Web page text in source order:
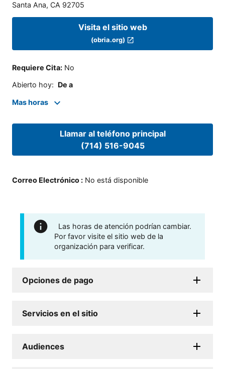
Santa Ana, CA 92705
Visita el sitio web
(obria.org)
Requiere Cita: No
Abierto hoy: De a
Mas horas
Llamar al teléfono principal
(714) 516-9045
Correo Electrónico : No está disponible
Las horas de atención podrían cambiar.
Por favor visite el sitio web de la
organización para verificar.
Opciones de pago
Servicios en el sitio
Audiences